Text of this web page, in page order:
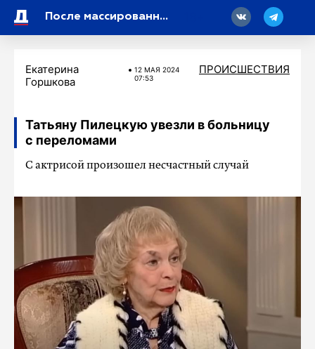
После массированного обстрела Белгорода в больницы доставили 29 человек
Екатерина
Горшкова
12 МАЯ 2024
07:53
ПРОИСШЕСТВИЯ
Татьяну Пилецкую увезли в больницу
с переломами
С актрисой произошел несчастный случай